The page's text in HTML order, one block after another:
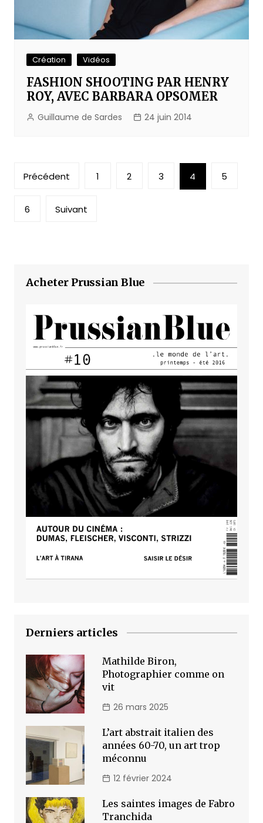
Création Vidéos
FASHION SHOOTING PAR HENRY
ROY, AVEC BARBARA OPSOMER
Guillaume de Sardes 24 juin 2014
Pagination
publications
Précédent 1 2 3 4 5
6 Suivant
Acheter Prussian Blue
Derniers articles
Mathilde Biron,
Photographier comme on
vit
26 mars 2025
L’art abstrait italien des
années 60-70, un art trop
méconnu
12 février 2024
Les saintes images de Fabro
Tranchida